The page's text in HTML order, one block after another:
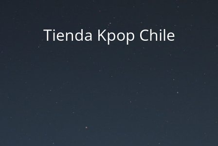
Tienda Kpop Chile